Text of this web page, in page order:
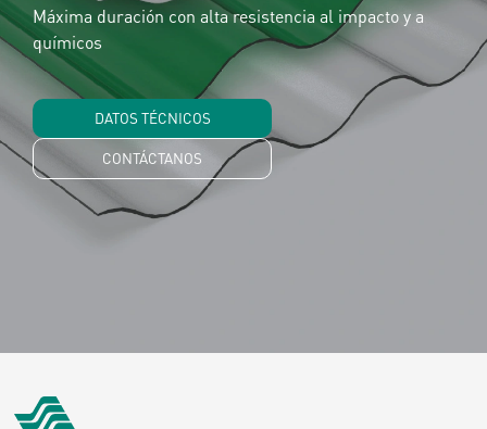
Máxima duración con alta resistencia al impacto y a
químicos
DATOS TÉCNICOS
CONTÁCTANOS